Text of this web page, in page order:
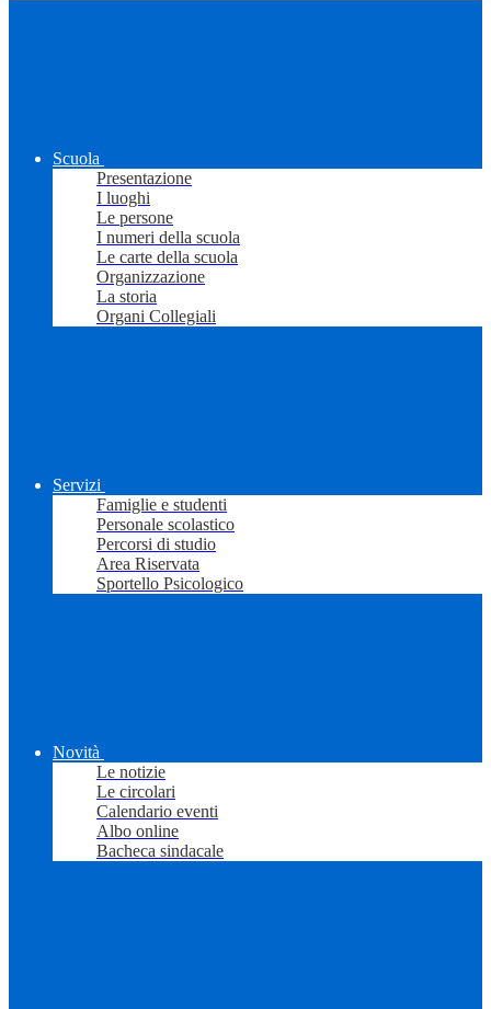
Scuola
Presentazione
I luoghi
Le persone
I numeri della scuola
Le carte della scuola
Organizzazione
La storia
Organi Collegiali
Servizi
Famiglie e studenti
Personale scolastico
Percorsi di studio
Area Riservata
Sportello Psicologico
Novità
Le notizie
Le circolari
Calendario eventi
Albo online
Bacheca sindacale